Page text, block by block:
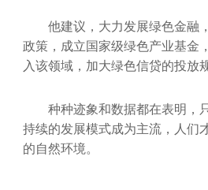
他建议，大力发展绿色金融
政策，成立国家级绿色产业基金
入该领域，加大绿色信贷的投放规
种种迹象和数据都在表明，
持续的发展模式成为主流，人们
的自然环境。